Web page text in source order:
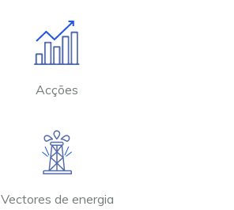
Acções
Vectores de energia